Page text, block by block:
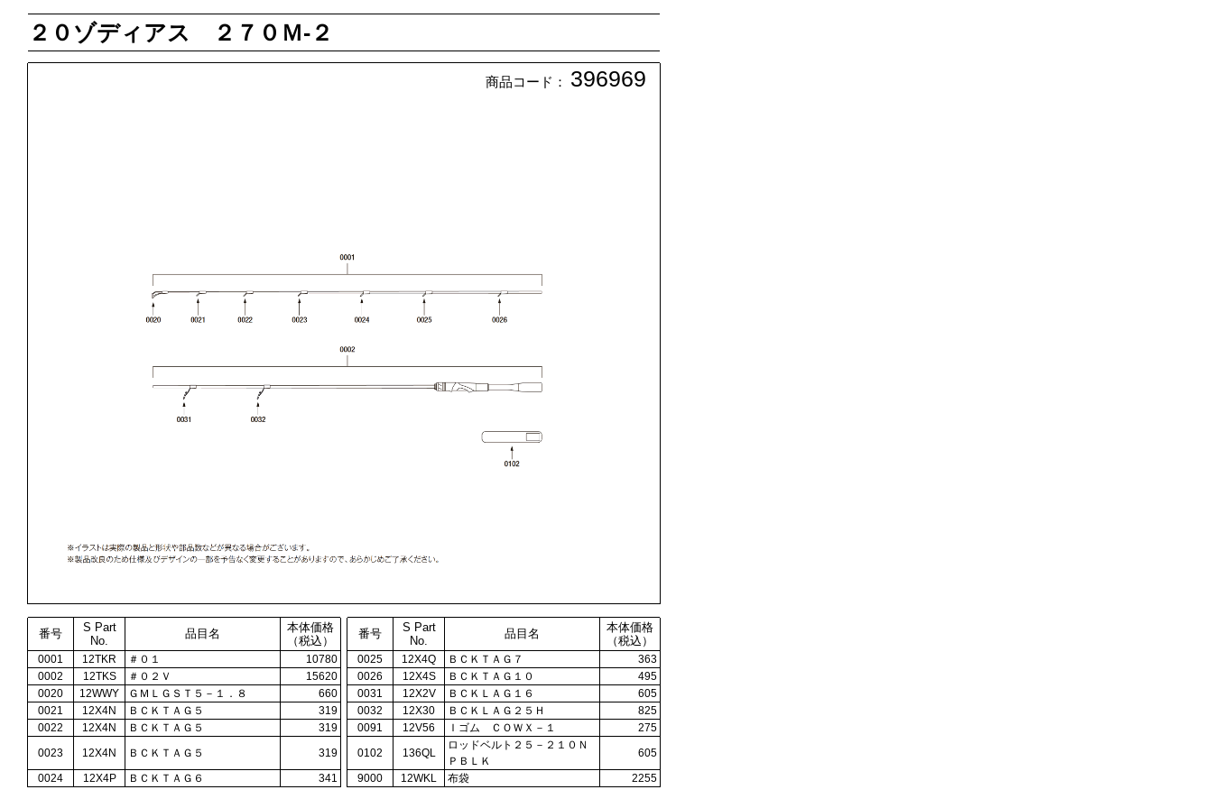
２０ゾディアス ２７０Ｍ‐２
商品コード： 396969
番号
S Part
No.
品目名
本体価格
（税込）
番号
S Part
No.
品目名
本体価格
（税込）
0001 12TKR ＃０１ 10780 0025 12X4Q ＢＣＫＴＡＧ７
363
0002
12TKS ＃０２Ｖ 15620 0026 12X4S ＢＣＫＴＡＧ１０
495
0020
12WWY ＧＭＬＧＳＴ５－１．８ 660 0031 12X2V ＢＣＫＬＡＧ１６
605
0021
12X4N ＢＣＫＴＡＧ５ 319 0032 12X30 ＢＣＫＬＡＧ２５Ｈ
825
0022
12X4N ＢＣＫＴＡＧ５ 319 0091 12V56 Ｉゴム ＣＯＷＸ－１
275
0023
12X4N ＢＣＫＴＡＧ５ 319 0102 136QL
ロッドベルト２５－２１０Ｎ
ＰＢＬＫ
605
0024
12X4P ＢＣＫＴＡＧ６ 341 9000 12WKL 布袋 2255